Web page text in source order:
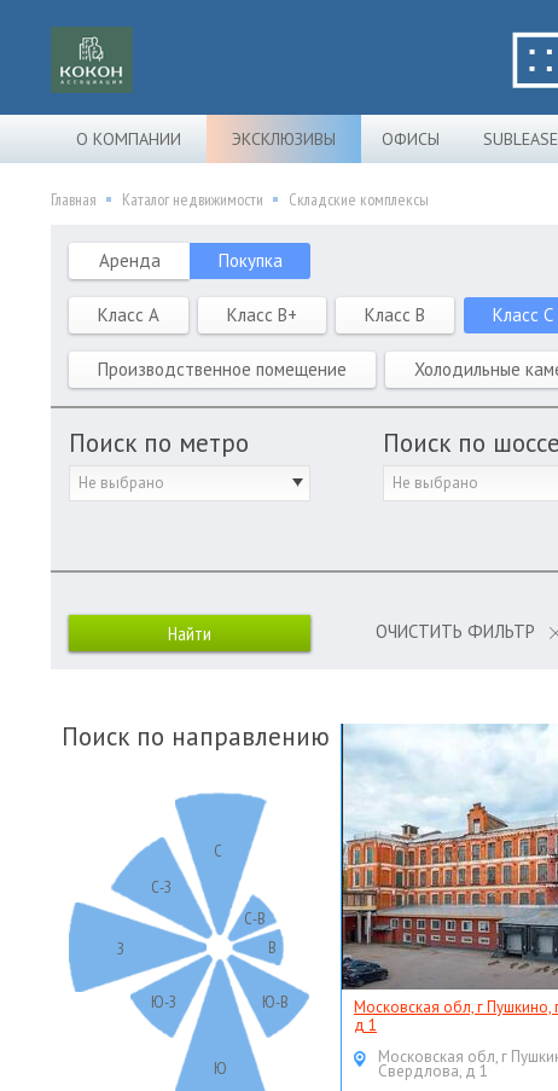
О КОМПАНИИ ЭКСКЛЮЗИВЫ ОФИСЫ SUBLEASE
Главная Каталог недвижимости Складские комплексы
Аренда Покупка
Класс A Класс B+ Класс B Класс C
Производственное помещение Холодильные
Поиск по метро
Не выбрано
Поиск по шоссе
Не выбрано
ОЧИСТИТЬ ФИЛЬТР
Поиск по направлению
С
С-В
В
Ю-В
Ю
Ю-З
З
С-З
Московская обл, г Пушкино,
д 1
Московская обл, г
Свердлова, д 1